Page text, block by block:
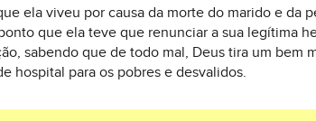
ela viveu por causa da morte do marido e da
que ela teve que renunciar a sua legítima
sabendo que de todo mal, Deus tira um bem
hospital para os pobres e desvalidos.